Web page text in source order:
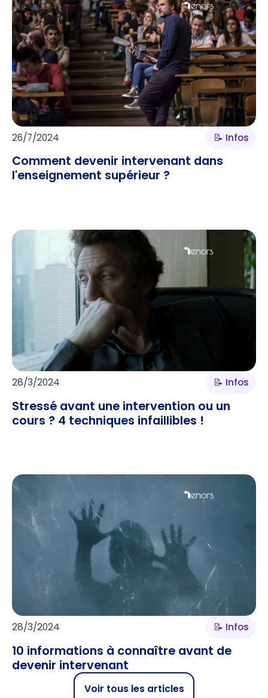
26/7/2024 📝 Infos
Comment devenir intervenant dans
l'enseignement supérieur ?
28/3/2024 📝 Infos
Stressé avant une intervention ou un
cours ? 4 techniques infaillibles !
28/3/2024 📝 Infos
10 informations à connaître avant de
devenir intervenant
Voir tous les articles